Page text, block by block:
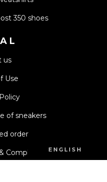
350 shoes
us
Use
of sneakers
order
Complaints ENGLISH